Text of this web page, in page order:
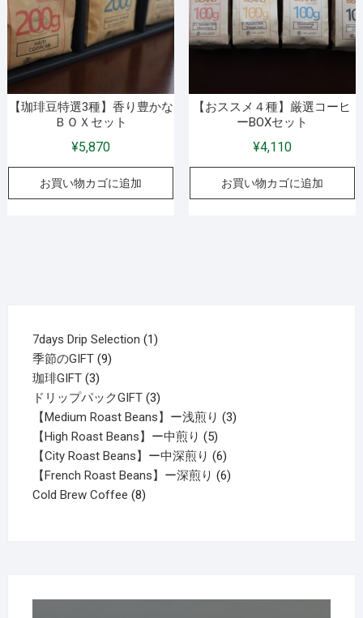
【珈琲豆特選3種】香り豊かな
ＢＯＸセット
¥5,870
お買い物カゴに追加
【おススメ４種】厳選コーヒ
ーBOXセット
¥4,110
お買い物カゴに追加
7days Drip Selection 11
商
品
季節のGIFT 99
の
商
品
珈琲GIFT 33
個
の
商
品
ドリップパックGIFT 33
個
の
商
品
【Medium Roast Beans】ー浅煎り 33
【High Roast Beans】ー中煎り 55
個
の
【City Roast Beans】ー中深煎り 66
個
【French Roast Beans】ー深煎り 66
Cold Brew Coffee 88